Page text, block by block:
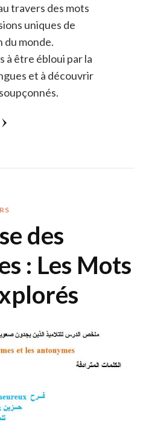
travers des mots
uniques de
du monde.
à être ébloui par la
et à découvrir
des
: Les Mots